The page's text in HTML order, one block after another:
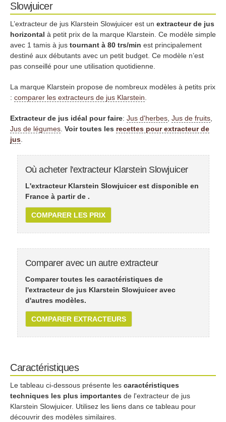
Slowjuicer
L’extracteur de jus Klarstein Slowjuicer est un extracteur de jus
horizontal à petit prix de la marque Klarstein. Ce modèle simple
avec 1 tamis à jus tournant à 80 trs/min est principalement
destiné aux débutants avec un petit budget. Ce modèle n’est
pas conseillé pour une utilisation quotidienne.
La marque Klarstein propose de nombreux modèles à petits prix
: comparer les extracteurs de jus Klarstein
Extracteur de jus idéal pour faire: Jus d'herbes Jus de fruits
Jus de légumes Voir toutes les recettes pour extracteur de
jus
Où acheter l'extracteur Klarstein Slowjuicer
L'extracteur Klarstein Slowjuicer est disponible en
France à partir de .
COMPARER LES PRIX
Comparer avec un autre extracteur
Comparer toutes les caractéristiques de
l'extracteur de jus Klarstein Slowjuicer avec
d'autres modèles.
COMPARER EXTRACTEURS
Caractéristiques
Le tableau ci-dessous présente les caractéristiques
techniques les plus importantes de l'extracteur de jus
Klarstein Slowjuicer. Utilisez les liens dans ce tableau pour
découvrir des modèles similaires.